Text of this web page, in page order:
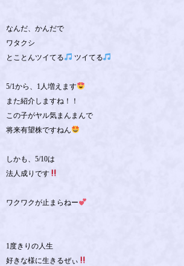
なんだ、かんだで
ワタクシ
とことんツイてる
ツイてる
5/1から、1人増えます
また紹介しますね！！
この子がヤル気まんまんで
将来有望株ですねん
しかも、5/10は
法人成りです
ワクワクが止まらねー
1度きりの人生
好きな様に生きるぜぃ